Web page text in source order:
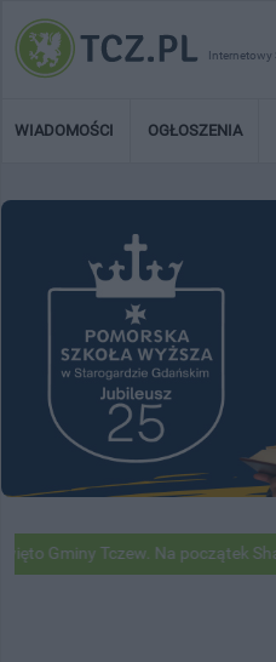
Internetowy
WIADOMOŚCI OGŁOSZENIA
Tczew. Na początek Shaun